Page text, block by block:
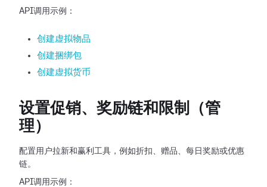
API调用示例：
创建虚拟物品
创建捆绑包
创建虚拟货币
设置促销、奖励链和限制（管
理）
配置用户拉新和赢利工具，例如折扣、赠品、每日奖励或优惠
链。
API调用示例：